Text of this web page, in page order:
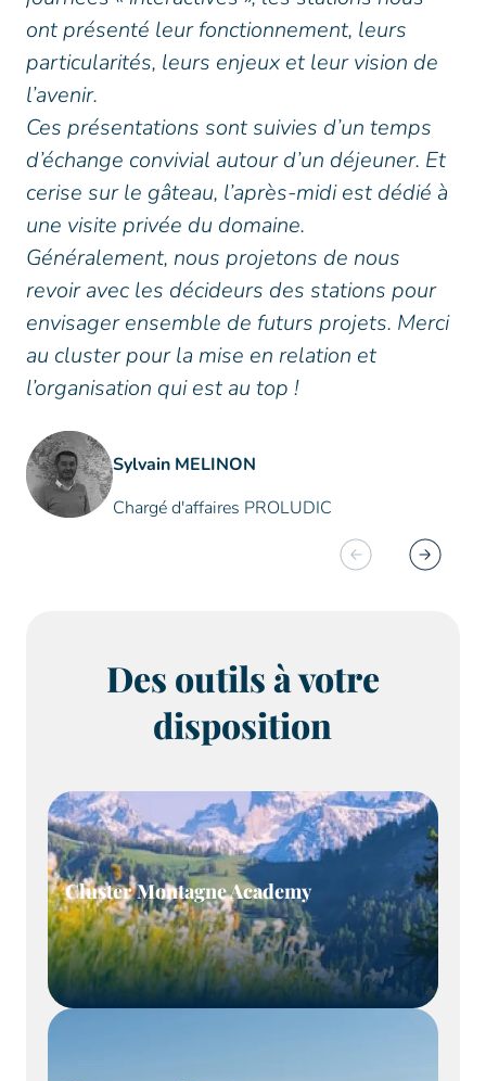
ont présenté leur fonctionnement, leurs
particularités, leurs enjeux et leur vision de
l’avenir.
Ces présentations sont suivies d’un temps
d’échange convivial autour d’un déjeuner. Et
cerise sur le gâteau, l’après-midi est dédié à
une visite privée du domaine.
Généralement, nous projetons de nous
revoir avec les décideurs des stations pour
envisager ensemble de futurs projets. Merci
au cluster pour la mise en relation et
l’organisation qui est au top !
Sylvain MELINON
Chargé d'affaires PROLUDIC
Des outils à votre
disposition
Cluster Montagne Academy